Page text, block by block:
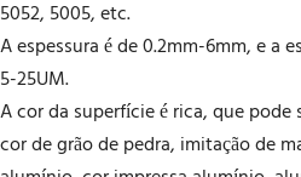
5052, 5005, etc.
A espessura é de 0.2mm-6mm, e a
5-25UM.
A cor da superfície é rica, que
cor de grão de pedra, imitação de